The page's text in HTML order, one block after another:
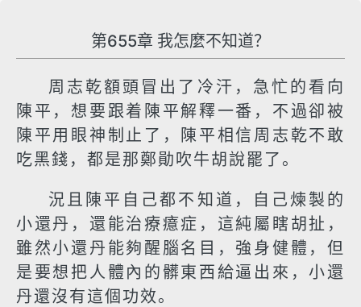
第655章 我怎麼不知道？
周志乾額頭冒出了冷汗，急忙的看向
陳平，想要跟着陳平解釋一番，不過卻被
陳平用眼神制止了，陳平相信周志乾不敢
吃黑錢，都是那鄭勛吹牛胡說罷了。
況且陳平自己都不知道，自己煉製的
小還丹，還能治療癔症，這純屬瞎胡扯，
雖然小還丹能夠醒腦名目，強身健體，但
是要想把人體內的髒東西給逼出來，小還
丹還沒有這個功效。